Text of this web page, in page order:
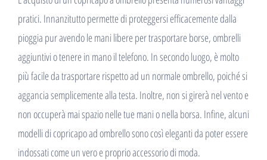
pratici. Innanzitutto permette di proteggersi efficacemente dalla
pioggia pur avendo le mani libere per trasportare borse, ombrelli
aggiuntivi o tenere in mano il telefono. In secondo luogo, è molto
più facile da trasportare rispetto ad un normale ombrello, poiché si
aggancia semplicemente alla testa. Inoltre, non si girerà nel vento e
non occuperà mai spazio nelle tue mani o nella borsa. Infine, alcuni
modelli di copricapo ad ombrello sono così eleganti da poter essere
indossati come un vero e proprio accessorio di moda.